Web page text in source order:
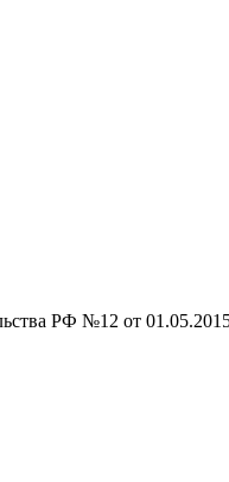
РФ №12 от